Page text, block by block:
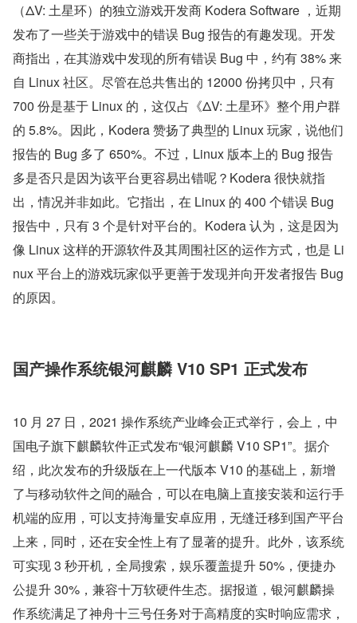
（ΔV: 土星环）的独立游戏开发商 Kodera Software ，近期
发布了一些关于游戏中的错误 Bug 报告的有趣发现。开发
商指出，在其游戏中发现的所有错误 Bug 中，约有 38% 来
自 Linux 社区。尽管在总共售出的 12000 份拷贝中，只有
700 份是基于 Linux 的，这仅占《ΔV: 土星环》整个用户群
的 5.8%。因此，Kodera 赞扬了典型的 Linux 玩家，说他们
报告的 Bug 多了 650%。不过，Linux 版本上的 Bug 报告
多是否只是因为该平台更容易出错呢？Kodera 很快就指
出，情况并非如此。它指出，在 Linux 的 400 个错误 Bug
报告中，只有 3 个是针对平台的。Kodera 认为，这是因为
像 Linux 这样的开源软件及其周围社区的运作方式，也是 Li
nux 平台上的游戏玩家似乎更善于发现并向开发者报告 Bug
的原因。
国产操作系统银河麒麟 V10 SP1 正式发布
10 月 27 日，2021 操作系统产业峰会正式举行，会上，中
国电子旗下麒麟软件正式发布“银河麒麟 V10 SP1”。据介
绍，此次发布的升级版在上一代版本 V10 的基础上，新增
了与移动软件之间的融合，可以在电脑上直接安装和运行手
机端的应用，可以支持海量安卓应用，无缝迁移到国产平台
上来，同时，还在安全性上有了显著的提升。此外，该系统
可实现 3 秒开机，全局搜索，娱乐覆盖提升 50%，便捷办
公提升 30%，兼容十万软硬件生态。据报道，银河麒麟操
作系统满足了神舟十三号任务对于高精度的实时响应需求，